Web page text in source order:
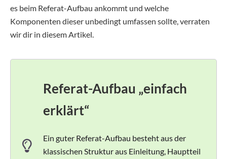
es beim Referat-Aufbau ankommt und welche
Komponenten dieser unbedingt umfassen sollte, verraten
wir dir in diesem Artikel.
Referat-Aufbau „einfach
erklärt“
Ein guter Referat-Aufbau besteht aus der
klassischen Struktur aus Einleitung, Hauptteil